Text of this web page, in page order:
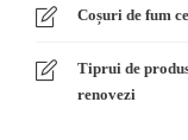
Coșuri de fum
Tiprui de
renovezi